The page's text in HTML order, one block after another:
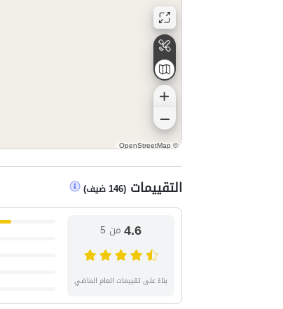
©
OpenStreetMap
التقييمات (
146ضيف)
4.6من 5
بناءً على تقييمات العام الماضي